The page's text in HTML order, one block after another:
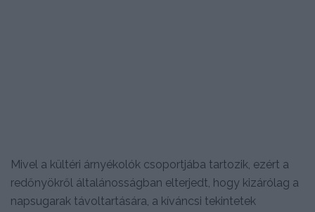
Mivel a kültéri árnyékolók csoportjába tartozik, ezért a
redőnyökről általánosságban elterjedt, hogy kizárólag a
napsugarak távoltartására, a kíváncsi tekintetek